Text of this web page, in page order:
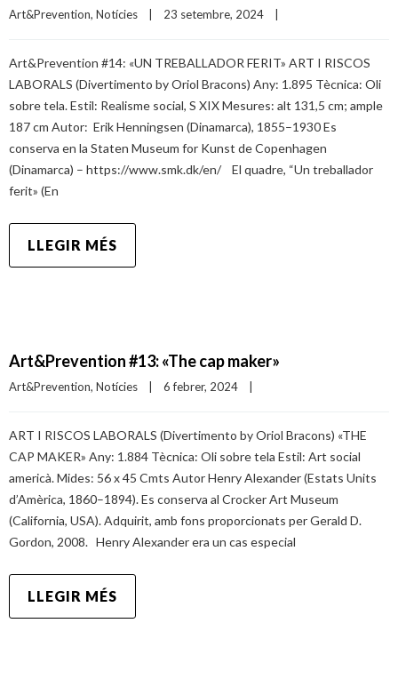
Art&Prevention, Notícies 23 setembre, 2024
Art&Prevention #14: «UN TREBALLADOR FERIT» ART I RISCOS
LABORALS (Divertimento by Oriol Bracons) Any: 1.895 Tècnica: Oli
sobre tela. Estil: Realisme social, S XIX Mesures: alt 131,5 cm; ample
187 cm Autor: Erik Henningsen (Dinamarca), 1855–1930 Es
conserva en la Staten Museum for Kunst de Copenhagen
(Dinamarca) – https://www.smk.dk/en/ El quadre, “Un treballador
ferit» (En
LLEGIR MÉS
Art&Prevention #13: «The cap maker»
Art&Prevention, Notícies 6 febrer, 2024
ART I RISCOS LABORALS (Divertimento by Oriol Bracons) «THE
CAP MAKER» Any: 1.884 Tècnica: Oli sobre tela Estil: Art social
americà. Mides: 56 x 45 Cmts Autor Henry Alexander (Estats Units
d’Amèrica, 1860–1894). Es conserva al Crocker Art Museum
(California, USA). Adquirit, amb fons proporcionats per Gerald D.
Gordon, 2008. Henry Alexander era un cas especial
LLEGIR MÉS